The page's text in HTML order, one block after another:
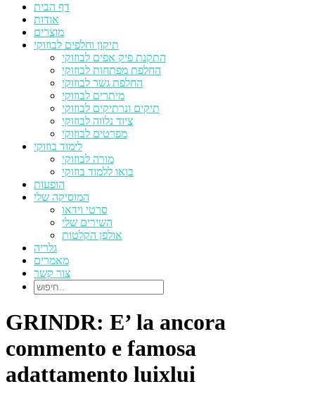
דף הבית
אודות
מוצרים
תיקון וחלפים לבוזוקי
התקנת פיק אפים לבוזוקי
החלפת מפתחות לבוזוקי
החלפת גשר לבוזוקי
מיתרים לבוזוקי
תיקים ונרתיקים לבוזוקי
ציוד נלווה לבוזוקי
מפרטים לבוזוקי
לימוד בוזוקי
מורה לבוזוקי
בואו ללמוד בוזוקי
הופעות
המוסיקה שלי
סרטי וידאו
השירים שלי
אולפן הקלטות
גלריה
מאמרים
צור קשר
GRINDR: E’ la ancora
commento e famosa
adattamento luixlui